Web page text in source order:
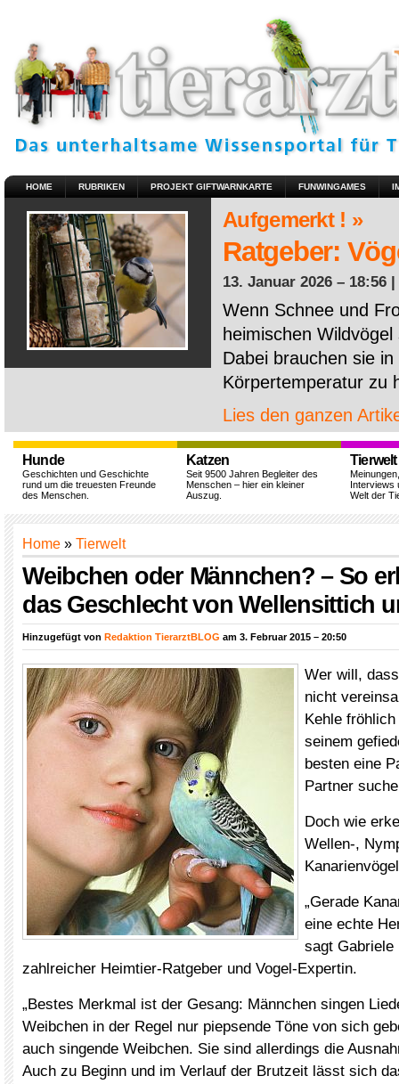
HOME RUBRIKEN PROJEKT GIFTWARNKARTE FUNWINGAMES
Aufgemerkt ! »
Ratgeber:
13. Januar 2026 – 18:56 |
Wenn Schnee und
heimischen
Dabei brauchen sie
Körpertemperatur zu
Lies den ganzen
Hunde
Geschichten und Geschichte
rund um die treuesten Freunde
des Menschen.
Katzen
Seit 9500 Jahren Begleiter des
Menschen – hier ein kleiner
Auszug.
Tierwelt
Interviews
Welt der
Home » Tierwelt
Weibchen oder Männchen? – So
das Geschlecht von Wellensittich
Hinzugefügt von Redaktion TierarztBLOG am 3. Februar 2015 – 20:50
Wer will,
nicht
Kehle
seinem
besten eine
Partner
Doch wie
Wellen-,
„Gerade
eine echte
sagt Gabriele
zahlreicher Heimtier-Ratgeber und Vogel-Expertin.
„Bestes Merkmal ist der Gesang: Männchen singen
Weibchen in der Regel nur piepsende Töne von sich
auch singende Weibchen. Sie sind allerdings die
Auch zu Beginn und im Verlauf der Brutzeit lässt sich